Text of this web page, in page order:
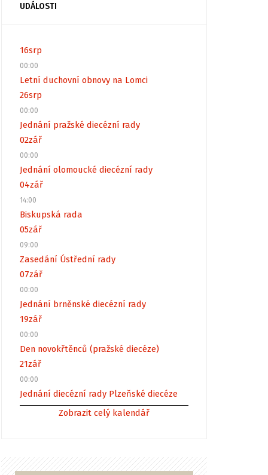
UDÁLOSTI
16srp
00:00
Letní duchovní obnovy na Lomci
26srp
00:00
Jednání pražské diecézní rady
02zář
00:00
Jednání olomoucké diecézní rady
04zář
14:00
Biskupská rada
05zář
09:00
Zasedání Ústřední rady
07zář
00:00
Jednání brněnské diecézní rady
19zář
00:00
Den novokřtěnců (pražské diecéze)
21zář
00:00
Jednání diecézní rady Plzeňské diecéze
Zobrazit celý kalendář